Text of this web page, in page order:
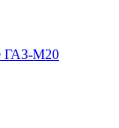
ГАЗ-М20